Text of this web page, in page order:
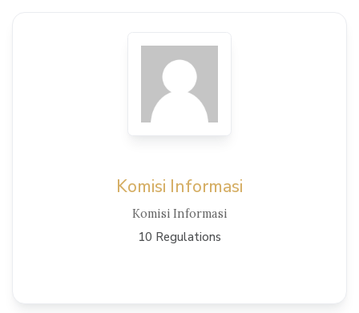
View Details
Komisi Informasi
Komisi Informasi
10 Regulations